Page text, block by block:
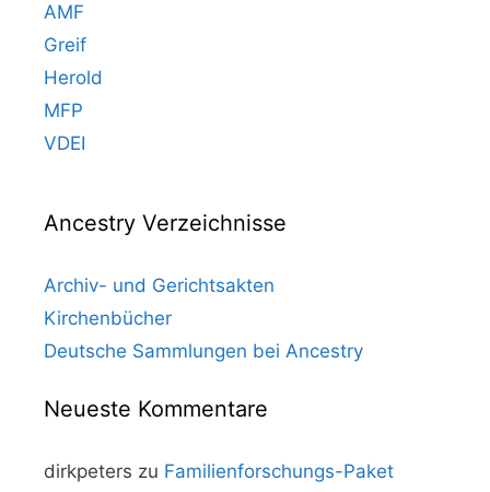
AMF
Greif
Herold
MFP
VDEI
Ancestry Verzeichnisse
Archiv- und Gerichtsakten
Kirchenbücher
Deutsche Sammlungen bei Ancestry
Neueste Kommentare
dirkpeters zu Familienforschungs-Paket